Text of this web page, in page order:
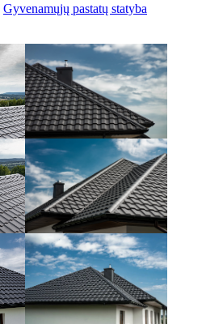
Gyvenamųjų pastatų statyba